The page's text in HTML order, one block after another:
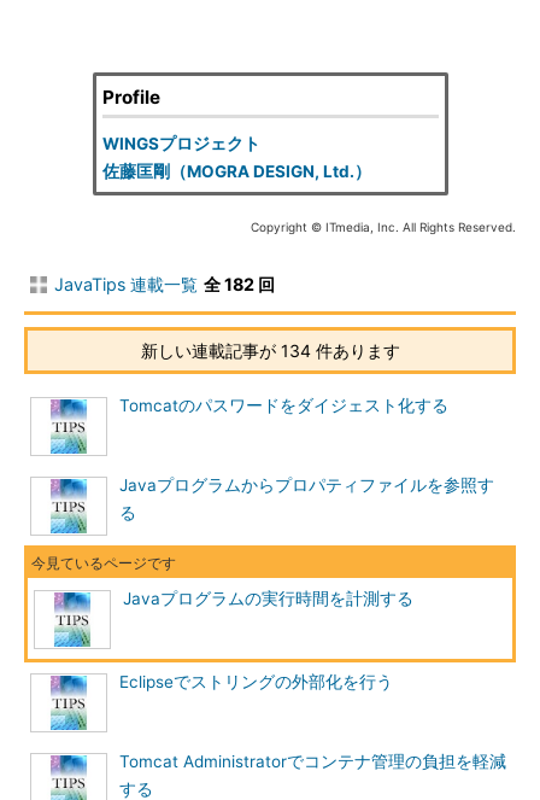
Profile
WINGSプロジェクト
佐藤匡剛（MOGRA DESIGN, Ltd.）
Copyright © ITmedia, Inc. All Rights Reserved.
JavaTips 連載一覧 全 182 回
新しい連載記事が 134 件あります
Tomcatのパスワードをダイジェスト化する
Javaプログラムからプロパティファイルを参照す
る
Javaプログラムの実行時間を計測する
Eclipseでストリングの外部化を行う
Tomcat Administratorでコンテナ管理の負担を軽減
する